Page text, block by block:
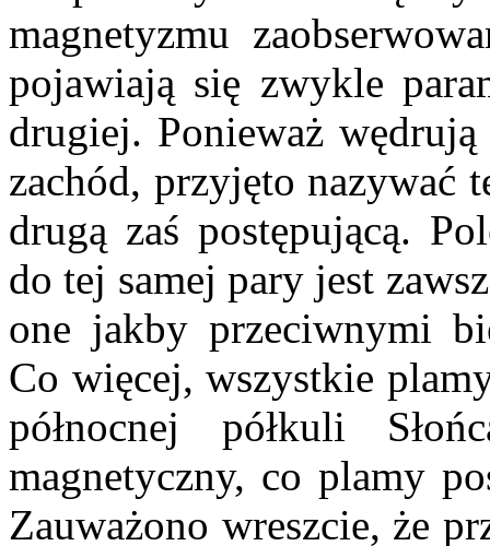
magnetyzmu
pojawiają się zwykle
drugiej. Ponieważ
zachód, przyjęto nazywać
drugą zaś postępującą.
do tej samej pary jest
one jakby przeciwnymi
Co więcej, wszystkie
północnej półkuli
magnetyczny, co plamy
Zauważono wreszcie, że